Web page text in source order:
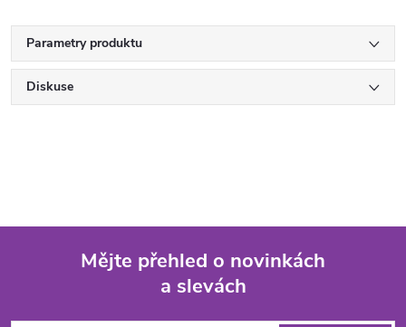
Parametry produktu
Diskuse
Mějte přehled o novinkách
a slevách